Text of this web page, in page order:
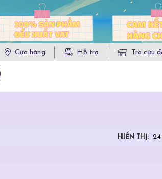
Cửa hàng Hỗ trợ Tra cứu
HIỂN THỊ: